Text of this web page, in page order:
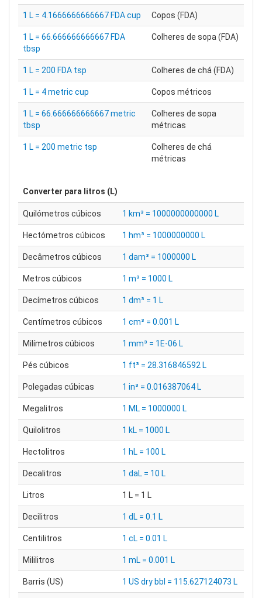
1 L = 4.1666666666667 FDA cup Copos (FDA)
1 L = 66.666666666667 FDA
tbsp
Colheres de sopa (FDA)
1 L = 200 FDA tsp Colheres de chá (FDA)
1 L = 4 metric cup Copos métricos
1 L = 66.666666666667 metric
tbsp
Colheres de sopa
métricas
1 L = 200 metric tsp
Colheres de chá
métricas
Converter para litros (L)
Quilómetros cúbicos 1 km³ = 1000000000000 L
Hectómetros cúbicos 1 hm³ = 1000000000 L
Decâmetros cúbicos 1 dam³ = 1000000 L
Metros cúbicos 1 m³ = 1000 L
Decímetros cúbicos 1 dm³ = 1 L
Centímetros cúbicos 1 cm³ = 0.001 L
Milímetros cúbicos 1 mm³ = 1E-06 L
Pés cúbicos 1 ft³ = 28.316846592 L
Polegadas cúbicas 1 in³ = 0.016387064 L
Megalitros 1 ML = 1000000 L
Quilolitros 1 kL = 1000 L
Hectolitros 1 hL = 100 L
Decalitros 1 daL = 10 L
Litros 1 L = 1 L
Decilitros 1 dL = 0.1 L
Centilitros 1 cL = 0.01 L
Mililitros 1 mL = 0.001 L
Barris (US) 1 US dry bbl = 115.627124073 L